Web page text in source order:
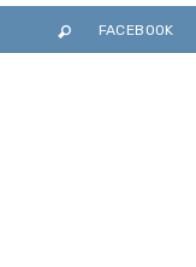
FACEBOOK